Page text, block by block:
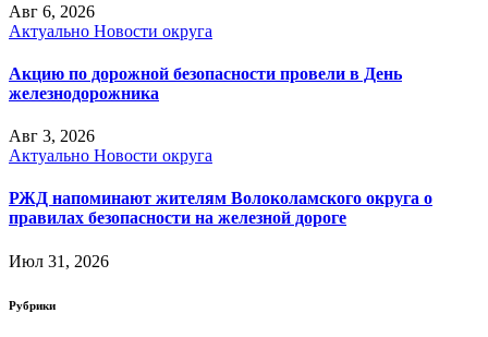
Авг 6, 2026
Актуально Новости округа
Акцию по дорожной безопасности провели в День
железнодорожника
Авг 3, 2026
Актуально Новости округа
РЖД напоминают жителям Волоколамского округа о
правилах безопасности на железной дороге
Июл 31, 2026
Рубрики